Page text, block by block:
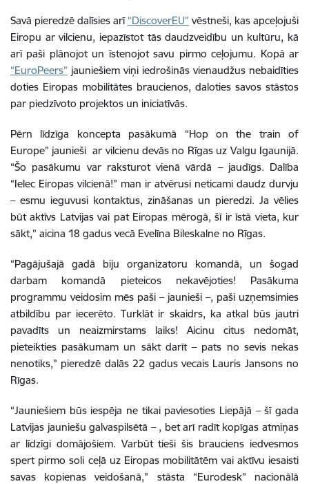
Savā pieredzē dalīsies arī “DiscoverEU” vēstneši, kas apceļojuši
Eiropu ar vilcienu, iepazīstot tās daudzveidību un kultūru, kā
arī paši plānojot un īstenojot savu pirmo ceļojumu. Kopā ar
“EuroPeers” jauniešiem viņi iedrošinās vienaudžus nebaidīties
doties Eiropas mobilitātes braucienos, daloties savos stāstos
par piedzīvoto projektos un iniciatīvās.
Pērn līdzīga koncepta pasākumā “Hop on the train of
Europe” jaunieši ar vilcienu devās no Rīgas uz Valgu Igaunijā.
“Šo pasākumu var raksturot vienā vārdā – jaudīgs. Dalība
“Ielec Eiropas vilcienā!” man ir atvērusi neticami daudz durvju
– esmu ieguvusi kontaktus, zināšanas un pieredzi. Ja vēlies
būt aktīvs Latvijas vai pat Eiropas mērogā, šī ir īstā vieta, kur
sākt,” aicina 18 gadus vecā Evelīna Bileskalne no Rīgas.
“Pagājušajā gadā biju organizatoru komandā, un šogad
darbam komandā pieteicos nekavējoties! Pasākuma
programmu veidosim mēs paši – jaunieši –, paši uzņemsimies
atbildību par iecerēto. Turklāt ir skaidrs, ka atkal būs jautri
pavadīts un neaizmirstams laiks! Aicinu citus nedomāt,
pieteikties pasākumam un sākt darīt – pats no sevis nekas
nenotiks,” pieredzē dalās 22 gadus vecais Lauris Jansons no
Rīgas.
“Jauniešiem būs iespēja ne tikai paviesoties Liepājā – šī gada
Latvijas jauniešu galvaspilsētā – , bet arī radīt kopīgas atmiņas
ar līdzīgi domājošiem. Varbūt tieši šis brauciens iedvesmos
spert pirmo soli ceļā uz Eiropas mobilitātēm vai aktīvu iesaisti
savas kopienas veidošanā,” stāsta “Eurodesk” nacionālā